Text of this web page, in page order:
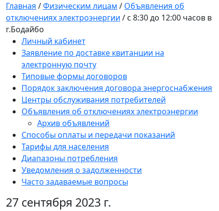
Главная /Физическим лицам / Объявления об
отключениях электроэнергии / с 8:30 до 12:00 часов в
г.Бодайбо
Личный кабинет
Заявление по доставке квитанции на
электронную почту
Типовые формы договоров
Порядок заключения договора энергоснабжения
Центры обслуживания потребителей
Объявления об отключениях электроэнергии
Архив объявлений
Способы оплаты и передачи показаний
Тарифы для населения
Диапазоны потребления
Уведомления о задолженности
Часто задаваемые вопросы
27 сентября 2023 г.